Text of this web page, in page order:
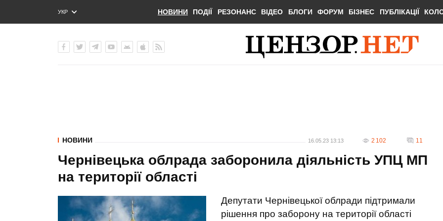
УКР
ENG
НОВИНИ ПОДІЇ РЕЗОНАНС ВІДЕО БЛОГИ ФОРУМ БІЗНЕС ПУБЛІКАЦІЇ
НОВИНИ 16.05.23 13:13 2 102 11
Чернівецька облрада заборонила діяльність УПЦ МП
на території області
Депутати Чернівецької облради підтримали
рішення про заборону на території області